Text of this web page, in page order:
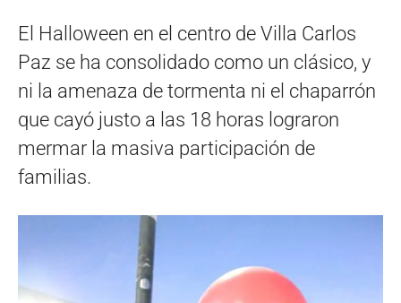
El Halloween en el centro de Villa Carlos
Paz se ha consolidado como un clásico, y
ni la amenaza de tormenta ni el chaparrón
que cayó justo a las 18 horas lograron
mermar la masiva participación de
familias.